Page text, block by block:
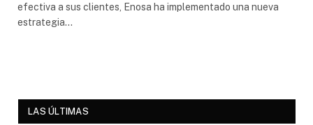
efectiva a sus clientes, Enosa ha implementado una nueva
estrategia…
LAS ÚLTIMAS